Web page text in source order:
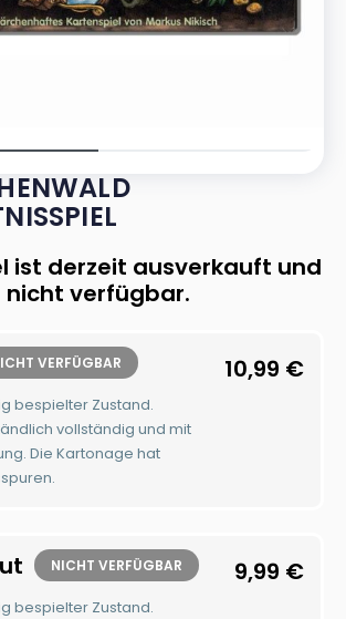
ist derzeit ausverkauft und
nicht verfügbar.
VERFÜGBAR
bespielter Zustand.
vollständig und mit
Die Kartonage hat
10,99 €
NICHT VERFÜGBAR
bespielter Zustand.
9,99 €